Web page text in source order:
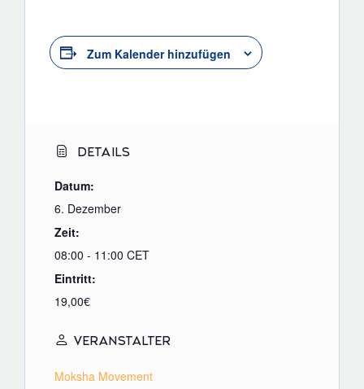
Zum Kalender hinzufügen
DETAILS
Datum:
6. Dezember
Zeit:
08:00 - 11:00 CET
Eintritt:
19,00€
VERANSTALTER
Moksha Movement